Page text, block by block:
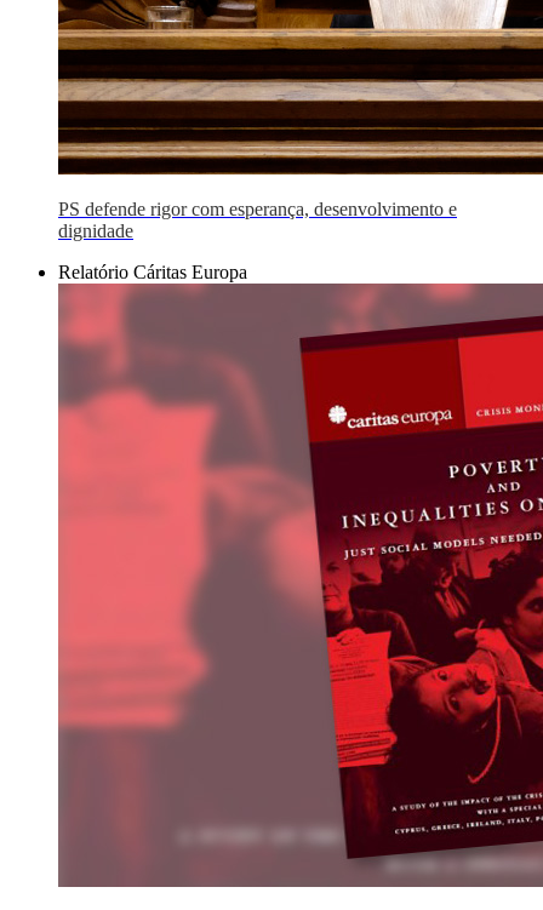
PS defende rigor com esperança, desenvolvimento e
dignidade
Relatório Cáritas Europa